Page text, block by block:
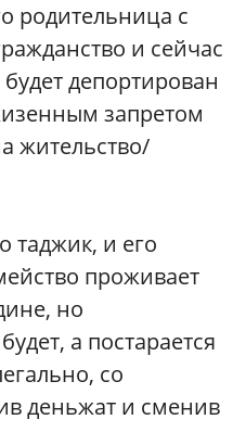
родительница с
и сейчас
депортирован
запретом
жительство/
таджик, и его
проживает
но
а постарается
со
деньжат и сменив